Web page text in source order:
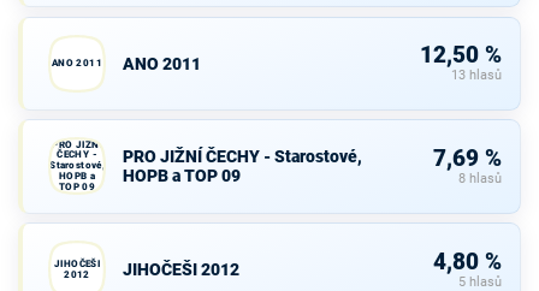
ANO 2011 ANO 2011 12,50 %
13 hlasů
PRO JIŽNÍ
ČECHY -
Starostové,
HOPB a
TOP 09
PRO JIŽNÍ ČECHY - Starostové,
HOPB a TOP 09
7,69 %
8 hlasů
JIHOČEŠI
2012
JIHOČEŠI 2012 4,80 %
5 hlasů